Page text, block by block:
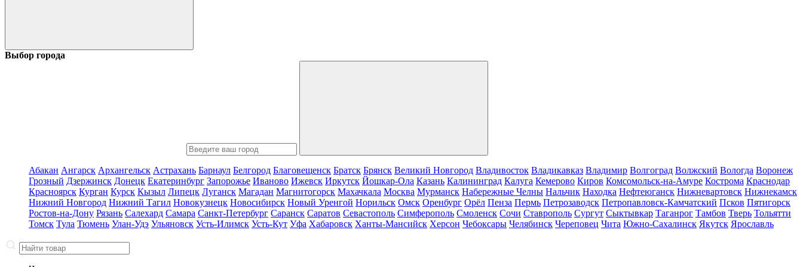
Выбор города
Абакан Ангарск Архангельск Астрахань Барнаул Белгород Благовещенск Братск Брянск Великий Новгород Владивосток Владикавказ Владимир Волгоград Волжский Вологда Воронеж
Грозный Дзержинск Донецк Екатеринбург Запорожье Иваново Ижевск Иркутск Йошкар-Ола Казань Калининград Калуга Кемерово Киров Комсомольск-на-Амуре Кострома Краснодар
Красноярск Курган Курск Кызыл Липецк Луганск Магадан Магнитогорск Махачкала Москва Мурманск Набережные Челны Нальчик Находка Нефтеюганск Нижневартовск Нижнекамск
Нижний Новгород Нижний Тагил Новокузнецк Новосибирск Новый Уренгой Норильск Омск Оренбург Орёл Пенза Пермь Петрозаводск Петропавловск-Камчатский Псков Пятигорск
Ростов-на-Дону Рязань Салехард Самара Санкт-Петербург Саранск Саратов Севастополь Симферополь Смоленск Сочи Ставрополь Сургут Сыктывкар Таганрог Тамбов Тверь Тольятти
Томск Тула Тюмень Улан-Удэ Ульяновск Усть-Илимск Усть-Кут Уфа Хабаровск Ханты-Мансийск Херсон Чебоксары Челябинск Череповец Чита Южно-Сахалинск Якутск Ярославль